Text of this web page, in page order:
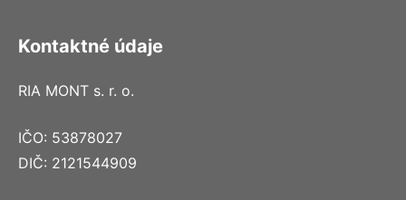
Kontaktné údaje
RIA MONT s. r. o.
IČO: 53878027
DIČ: 2121544909